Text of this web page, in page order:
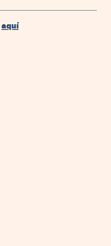
aquí